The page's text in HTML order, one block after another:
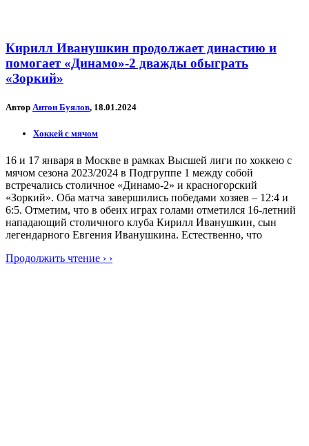
Кирилл Иванушкин продолжает династию и
помогает «Динамо»-2 дважды обыграть
«Зоркий»
Автор Антон Буялов, 18.01.2024
Хоккей с мячом
16 и 17 января в Москве в рамках Высшей лиги по хоккею с
мячом сезона 2023/2024 в Подгруппе 1 между собой
встречались столичное «Динамо-2» и красногорский
«Зоркий». Оба матча завершились победами хозяев – 12:4 и
6:5. Отметим, что в обеих играх голами отметился 16-летний
нападающий столичного клуба Кирилл Иванушкин, сын
легендарного Евгения Иванушкина. Естественно, что
Продолжить чтение › ›